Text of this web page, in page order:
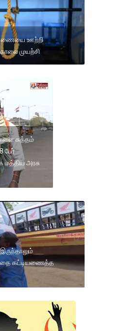
ஊற்றி
முயற்சி
சுத்தம்
பேர்
மத்திய அரசு
கட்டியணைத்த